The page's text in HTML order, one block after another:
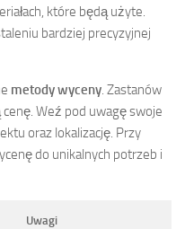
które będą użyte.
bardziej precyzyjnej
metody wyceny. Zastanów
cenę. Weź pod uwagę swoje
oraz lokalizację. Przy
do unikalnych potrzeb i
Uwagi